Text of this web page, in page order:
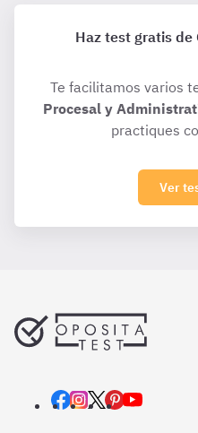
Haz test gratis de
Te facilitamos varios
Procesal y
practiques
Ver